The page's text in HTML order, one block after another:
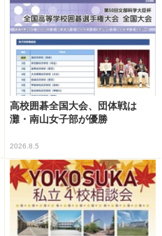
高校囲碁全国大会、団体戦は
灘・南山女子部が優勝
2026.8.5